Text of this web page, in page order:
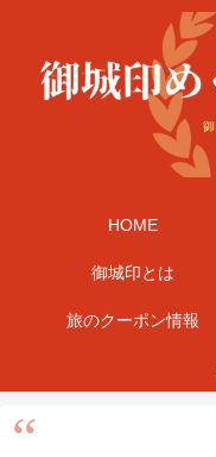
HOME
御城印とは
旅のクーポン情報